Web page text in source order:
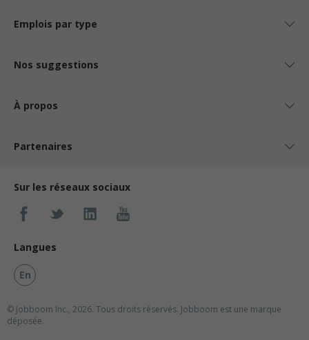
Emplois par type
Nos suggestions
À propos
Partenaires
Sur les réseaux sociaux
Langues
En
© Jobboom Inc., 2026. Tous droits réservés. Jobboom est une marque
déposée.